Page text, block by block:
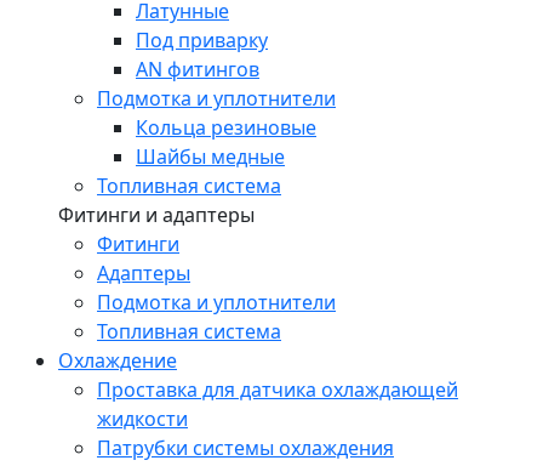
Латунные
Под приварку
AN фитингов
Подмотка и уплотнители
Кольца резиновые
Шайбы медные
Топливная система
Фитинги и адаптеры
Фитинги
Адаптеры
Подмотка и уплотнители
Топливная система
Охлаждение
Проставка для датчика охлаждающей
жидкости
Патрубки системы охлаждения